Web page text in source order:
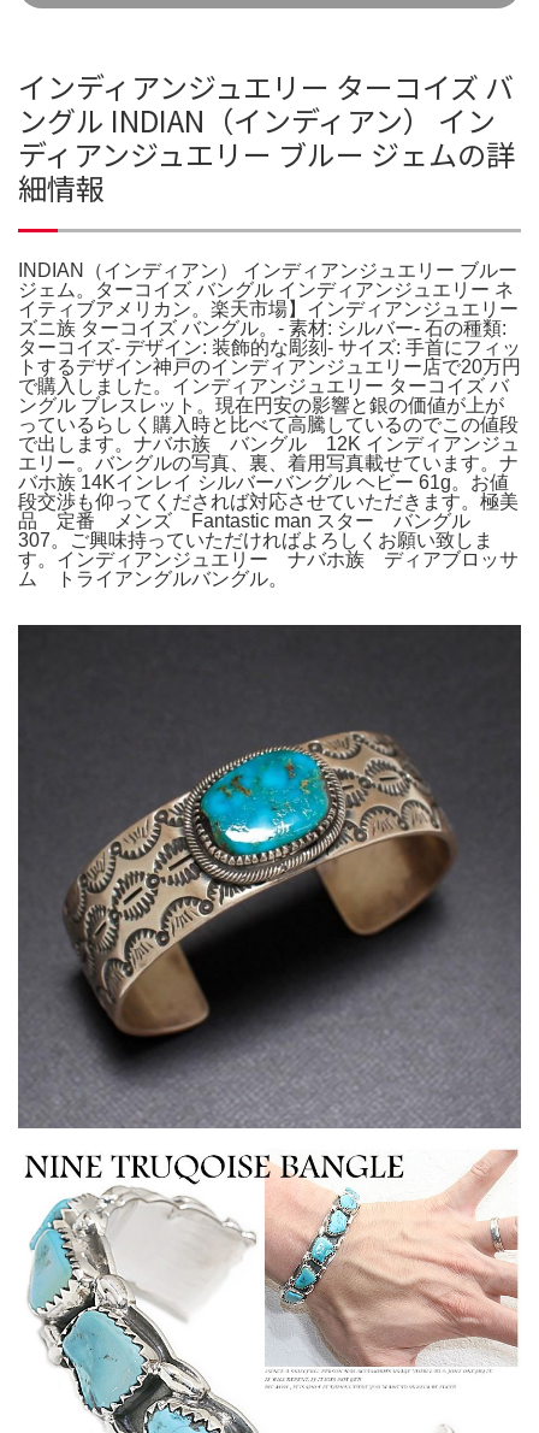
インディアンジュエリー ターコイズ バ
ングル INDIAN（インディアン） イン
ディアンジュエリー ブルー ジェムの詳
細情報
INDIAN（インディアン） インディアンジュエリー ブルー
ジェム。ターコイズ バングル インディアンジュエリー ネ
イティブアメリカン。楽天市場】インディアンジュエリー
ズニ族 ターコイズ バングル。- 素材: シルバー- 石の種類:
ターコイズ- デザイン: 装飾的な彫刻- サイズ: 手首にフィッ
トするデザイン神戸のインディアンジュエリー店で20万円
で購入しました。インディアンジュエリー ターコイズ バ
ングル ブレスレット。現在円安の影響と銀の価値が上が
っているらしく購入時と比べて高騰しているのでこの値段
で出します。ナバホ族 バングル 12K インディアンジュ
エリー。バングルの写真、裏、着用写真載せています。ナ
バホ族 14Kインレイ シルバーバングル ヘビー 61g。お値
段交渉も仰ってくだされば対応させていただきます。極美
品 定番 メンズ Fantastic man スター バングル
307。ご興味持っていただければよろしくお願い致しま
す。インディアンジュエリー ナバホ族 ディアブロッサ
ム トライアングルバングル。